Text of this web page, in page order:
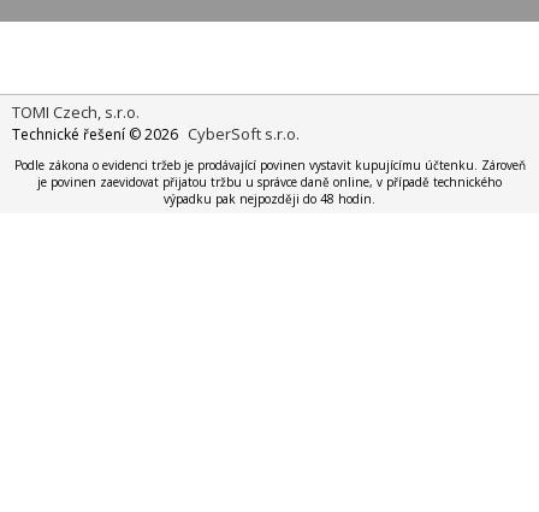
TOMI Czech, s.r.o.
Technické řešení © 2026 CyberSoft s.r.o.
Podle zákona o evidenci tržeb je prodávající povinen vystavit kupujícímu účtenku. Zároveň
je povinen zaevidovat přijatou tržbu u správce daně online, v případě technického
výpadku pak nejpozději do 48 hodin.